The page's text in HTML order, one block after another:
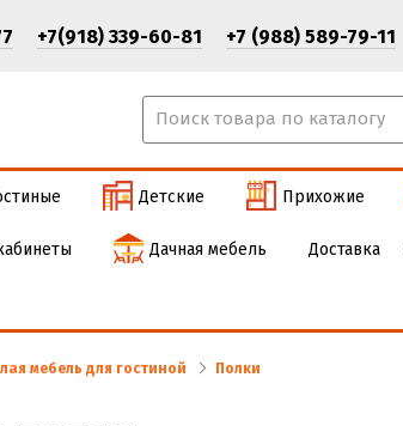
+7(918) 339-60-81 +7 (988) 589-79-11
Детские Прихожие
Дачная мебель Доставка
мебель для гостиной Полки